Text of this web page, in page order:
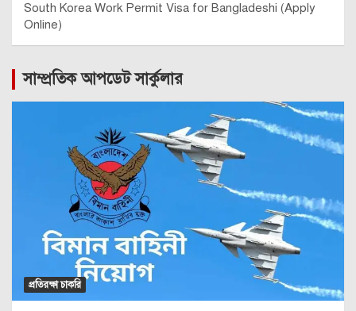
South Korea Work Permit Visa for Bangladeshi (Apply
Online)
সাম্প্রতিক আপডেট সার্কুলার
প্রতিরক্ষা চাকরি